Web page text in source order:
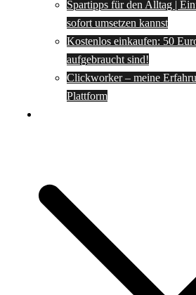
Spartipps für den Alltag |
sofort umsetzen kannst
Kostenlos einkaufen: 50
aufgebraucht sind!
Clickworker – meine
Plattform